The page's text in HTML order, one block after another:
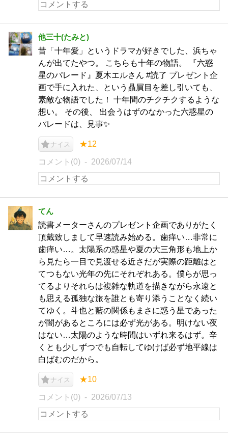
他三十(たみと)
昔「十年愛」というドラマが好きでした、浜ちゃ
んが出てたやつ。 こちらも十年の物語。 『六惑
星のパレード』夏木エルさん #読了 プレゼント企
画で手に入れた、という贔屓目を差し引いても、
素敵な物語でした！ 十年間のチクチクするような
想い。 その後、 出会うはずのなかった六惑星の
パレードは、見事✨
ナイス ★12
コメント(0) 2026/07/14
てん
読書メーターさんのプレゼント企画でありがたく
頂戴致しまして早速読み始める。歯痒い…非常に
歯痒い…。太陽系の惑星や夏の大三角形も地上か
ら見たら一目で見渡せる近さだが実際の距離はと
てつもない光年の先にそれぞれある。僕らが思っ
てるよりそれらは複雑な軌道を描きながら永遠と
も思える孤独な旅を誰とも寄り添うことなく続い
てゆく。斗也と藍の関係もまさに惑う星であった
が闇があるところには必ず光がある。明けない夜
はない…太陽のような時間はいずれ来るはず。辛
くとも少しずつでも自転してゆけば必ず地平線は
白ばむのだから。
ナイス ★10
コメント(0) 2026/07/13